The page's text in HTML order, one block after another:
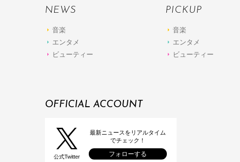
NEWS
音楽
エンタメ
ビューティー
PICKUP
音楽
エンタメ
ビューティー
OFFICIAL ACCOUNT
公式Twitter
最新ニュースをリアルタイム
でチェック！
フォローする